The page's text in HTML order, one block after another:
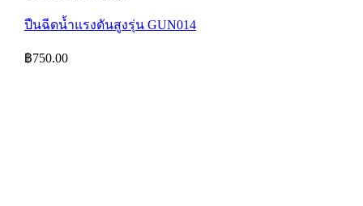
ปืนฉีดน้ำแรงดันสูงรุ่น GUN014
฿750.00